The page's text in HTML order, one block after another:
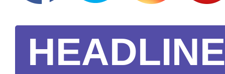
HEADLINE